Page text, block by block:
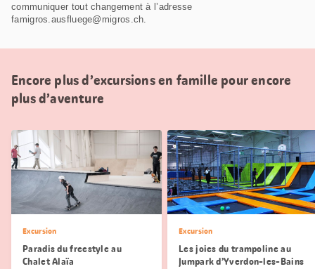
communiquer tout changement à l’adresse
famigros.ausfluege@migros.ch.
Encore plus d’excursions en famille pour encore
plus d’aventure
Excursion
Paradis du freestyle au
Chalet Alaïa
Excursion
Les joies du trampoline au
Jumpark d’Yverdon-les-Bains